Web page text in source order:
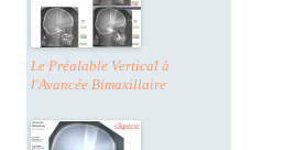
Le Préalable Vertical à
l'Avancée Bimaxillaire